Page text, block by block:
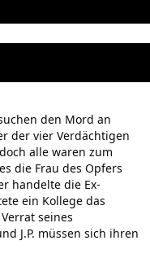
den Mord an
der vier Verdächtigen
alle waren zum
die Frau des Opfers
handelte die Ex-
ein Kollege das
seines
J.P. müssen sich ihren